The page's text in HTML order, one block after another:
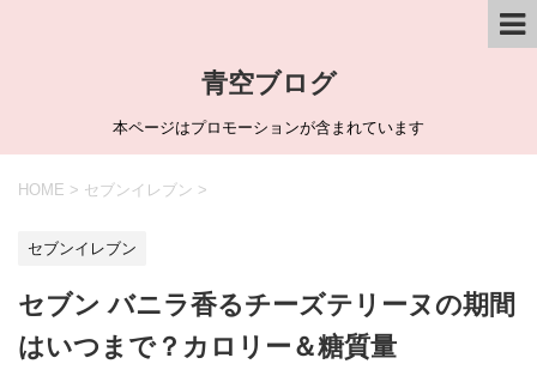
青空ブログ
本ページはプロモーションが含まれています
HOME > セブンイレブン >
セブンイレブン
セブン バニラ香るチーズテリーヌの期間
はいつまで？カロリー＆糖質量